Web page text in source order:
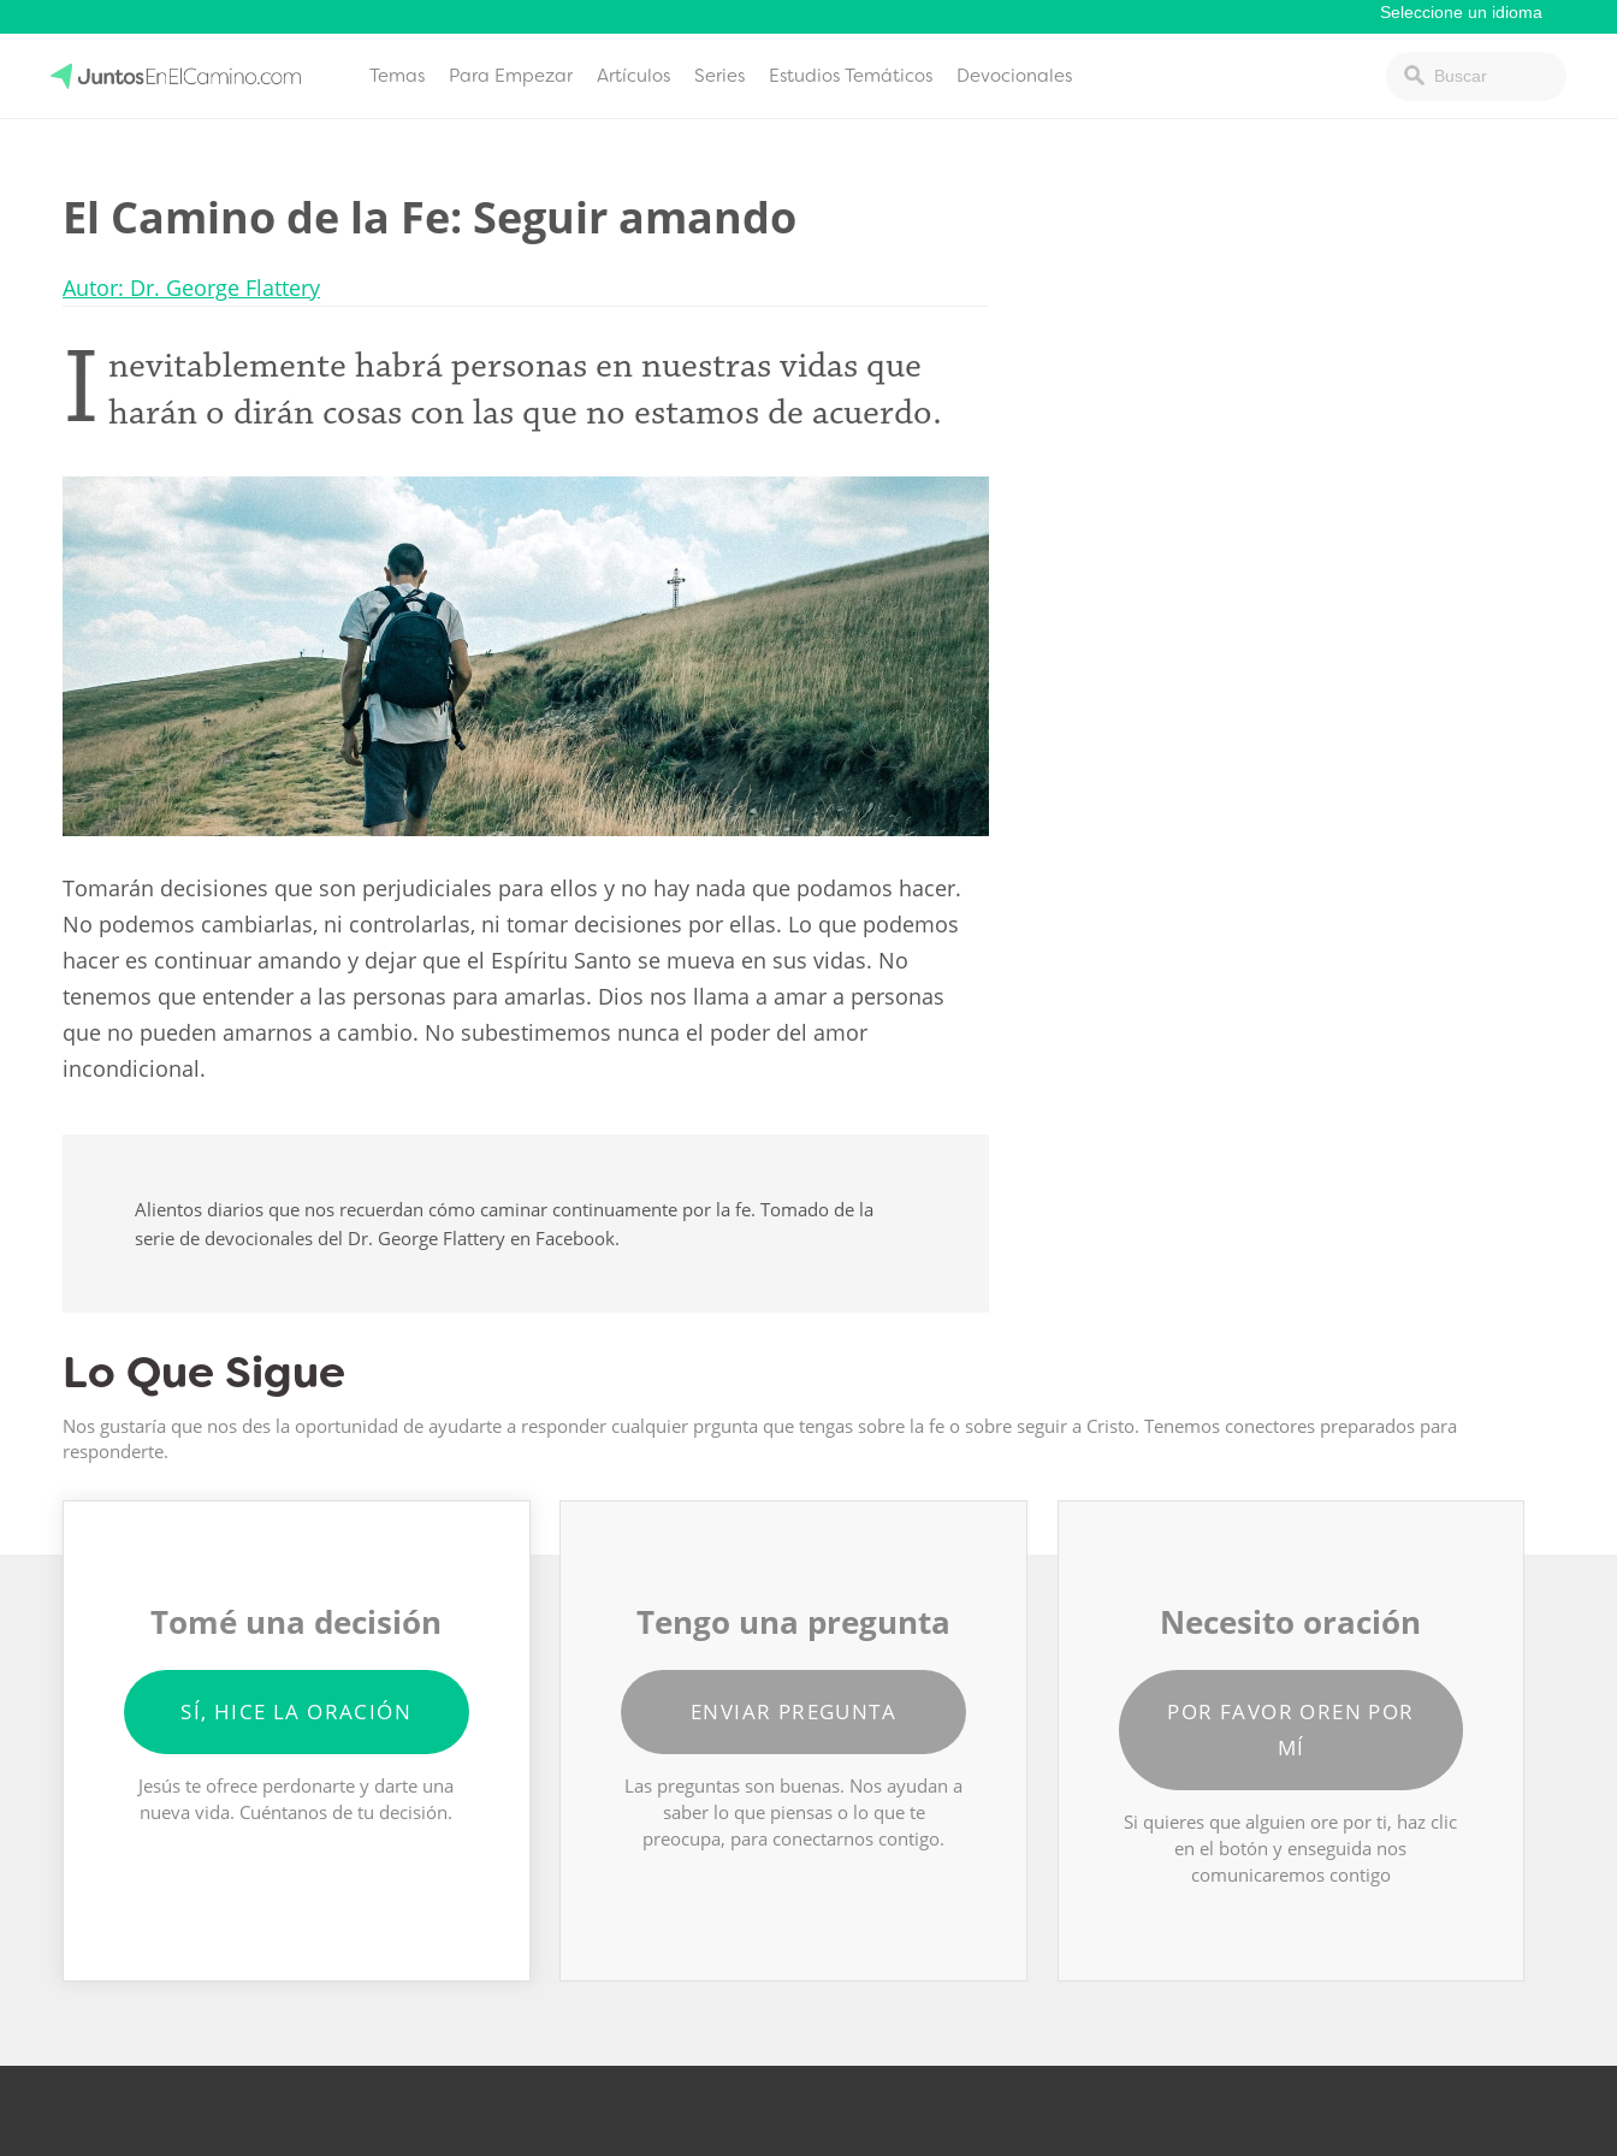
Temas Para Empezar Artículos Series Estudios Temáticos Devocionales
El Camino de la Fe: Seguir amando
Autor: Dr. George Flattery
I nevitablemente habrá personas en nuestras vidas que
harán o dirán cosas con las que no estamos de acuerdo.
Tomarán decisiones que son perjudiciales para ellos y no hay nada que podamos hacer.
No podemos cambiarlas, ni controlarlas, ni tomar decisiones por ellas. Lo que podemos
hacer es continuar amando y dejar que el Espíritu Santo se mueva en sus vidas. No
tenemos que entender a las personas para amarlas. Dios nos llama a amar a personas
que no pueden amarnos a cambio. No subestimemos nunca el poder del amor
incondicional.
Alientos diarios que nos recuerdan cómo caminar continuamente por la fe. Tomado de la
serie de devocionales del Dr. George Flattery en Facebook.
Lo Que Sigue
Nos gustaría que nos des la oportunidad de ayudarte a responder cualquier prgunta que tengas sobre la fe o sobre seguir a Cristo. Tenemos conectores preparados para
responderte.
Tomé una decisión
SÍ, HICE LA ORACIÓN
Jesús te ofrece perdonarte y darte una
nueva vida. Cuéntanos de tu decisión.
Tengo una pregunta
ENVIAR PREGUNTA
Las preguntas son buenas. Nos ayudan a
saber lo que piensas o lo que te
preocupa, para conectarnos contigo.
Necesito oración
POR FAVOR OREN POR
MÍ
Si quieres que alguien ore por ti, haz clic
en el botón y enseguida nos
comunicaremos contigo